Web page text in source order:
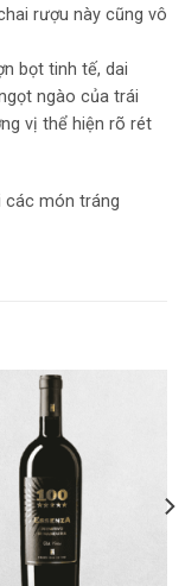
rượu này cũng vô
bọt tinh tế, dai
ngào của trái
vị thể hiện rõ rét
các món tráng